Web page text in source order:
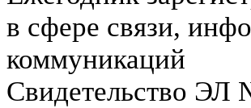
в сфере связи,
коммуникаций
Свидетельство